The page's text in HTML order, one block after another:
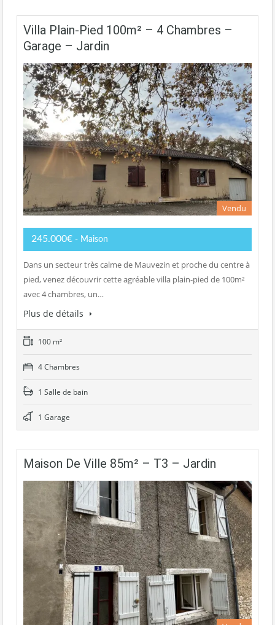
Villa Plain-Pied 100m² – 4 Chambres –
Garage – Jardin
Vendu
245.000€ - Maison
Dans un secteur très calme de Mauvezin et proche du centre à
pied, venez découvrir cette agréable villa plain-pied de 100m²
avec 4 chambres, un…
Plus de détails
100 m²
4 Chambres
1 Salle de bain
1 Garage
Maison De Ville 85m² – T3 – Jardin